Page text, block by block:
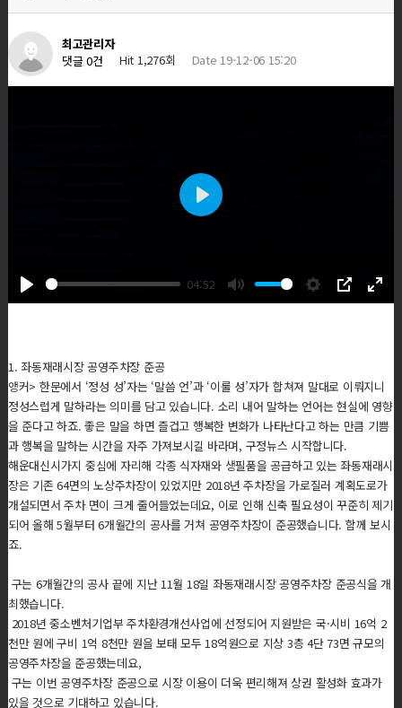
최고관리자
댓글 0건
Hit 1,276회 Date 19-12-06 15:20
Play
04:52
Mute
Settings
PIP
Enter
Play
1. 좌동재래시장 공영주차장 준공
앵커> 한문에서 ‘정성 성’자는 ‘말씀 언’과 ‘이룰 성’자가 합쳐져 말대로 이뤄지니
정성스럽게 말하라는 의미를 담고 있습니다. 소리 내어 말하는 언어는 현실에 영향
을 준다고 하죠. 좋은 말을 하면 즐겁고 행복한 변화가 나타난다고 하는 만큼 기쁨
과 행복을 말하는 시간을 자주 가져보시길 바라며, 구정뉴스 시작합니다.
해운대신시가지 중심에 자리해 각종 식자재와 생필품을 공급하고 있는 좌동재래시
장은 기존 64면의 노상주차장이 있었지만 2018년 주차장을 가로질러 계획도로가
개설되면서 주차 면이 크게 줄어들었는데요, 이로 인해 신축 필요성이 꾸준히 제기
되어 올해 5월부터 6개월간의 공사를 거쳐 공영주차장이 준공했습니다. 함께 보시
죠.
구는 6개월간의 공사 끝에 지난 11월 18일 좌동재래시장 공영주차장 준공식을 개
최했습니다.
2018년 중소벤처기업부 주차환경개선사업에 선정되어 지원받은 국·시비 16억 2
천만 원에 구비 1억 8천만 원을 보태 모두 18억원으로 지상 3층 4단 73면 규모의
공영주차장을 준공했는데요,
구는 이번 공영주차장 준공으로 시장 이용이 더욱 편리해져 상권 활성화 효과가
있을 것으로 기대하고 있습니다.